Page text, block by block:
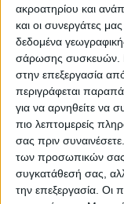
ακροατηρίου και
και οι συνεργάτες
δεδομένα
σάρωσης συσκευών.
στην επεξεργασία
περιγράφεται
για να αρνηθείτε να
πιο λεπτομερείς
σας πριν συναινέσετε.
των προσωπικών σας
συγκατάθεσή σας,
την επεξεργασία. Οι